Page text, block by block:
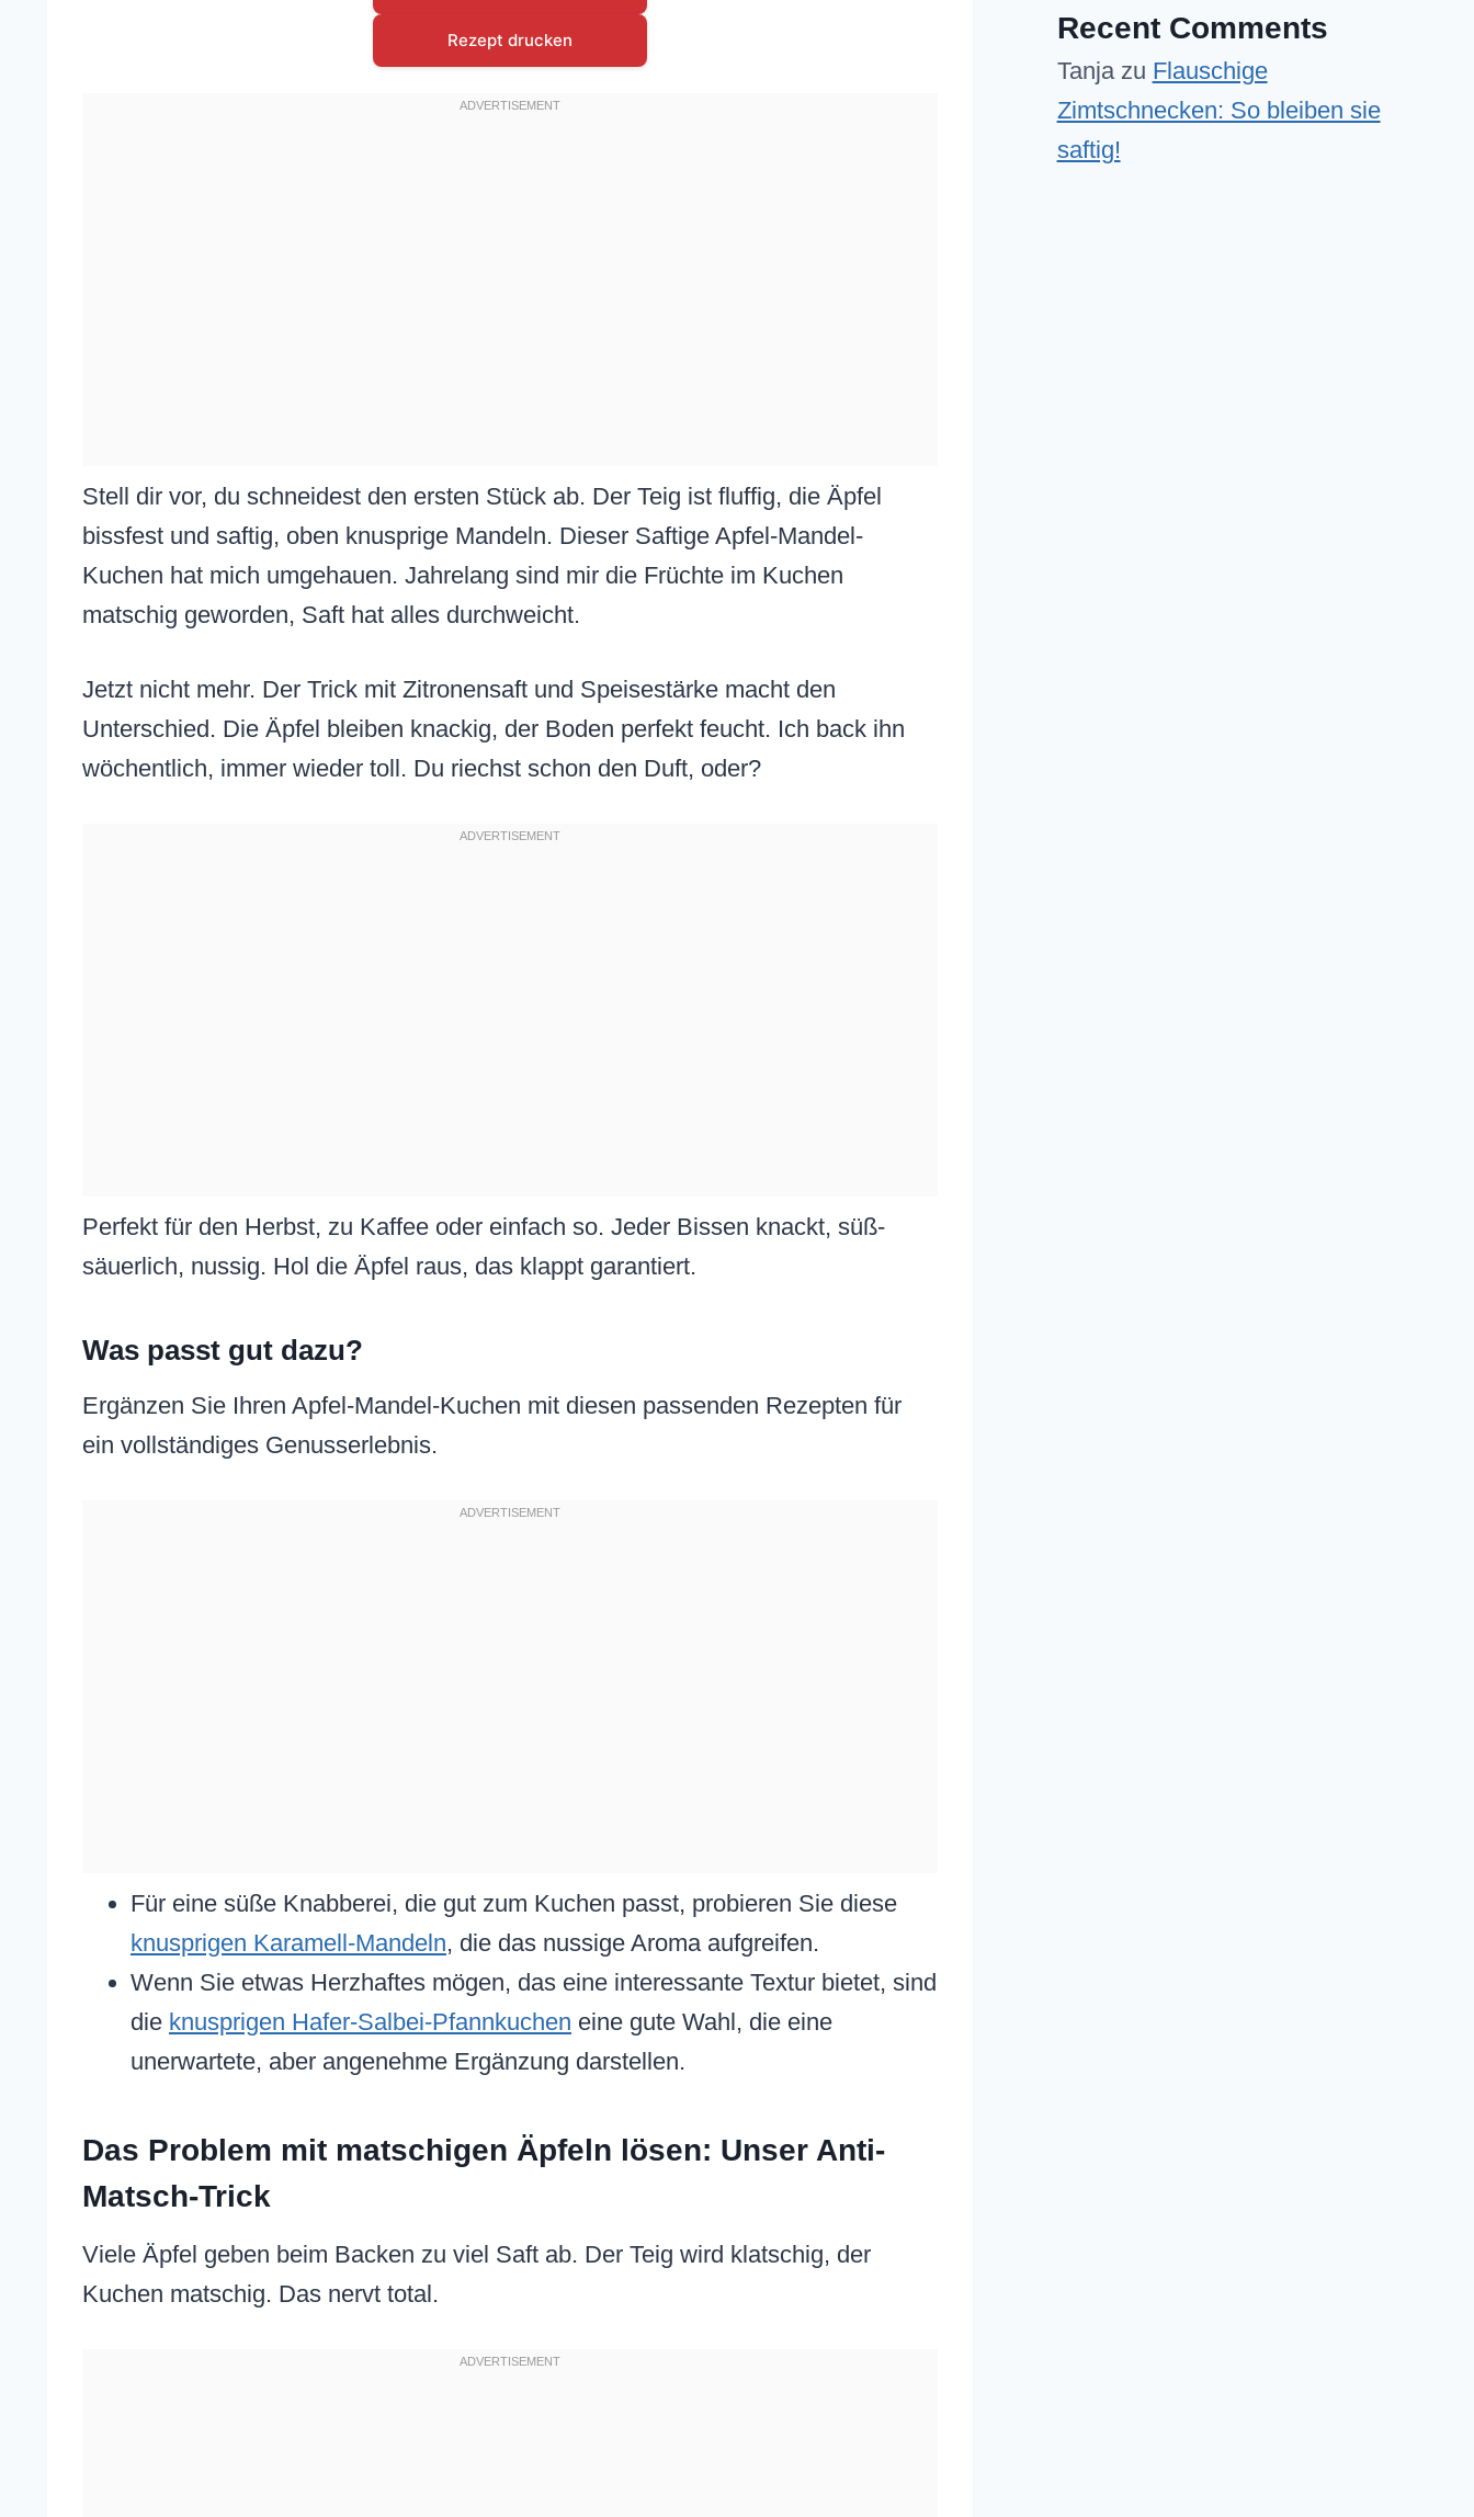
Rezept drucken
Stell dir vor, du schneidest den ersten Stück ab. Der Teig ist fluffig, die Äpfel
bissfest und saftig, oben knusprige Mandeln. Dieser Saftige Apfel-Mandel-
Kuchen hat mich umgehauen. Jahrelang sind mir die Früchte im Kuchen
matschig geworden, Saft hat alles durchweicht.
Jetzt nicht mehr. Der Trick mit Zitronensaft und Speisestärke macht den
Unterschied. Die Äpfel bleiben knackig, der Boden perfekt feucht. Ich back ihn
wöchentlich, immer wieder toll. Du riechst schon den Duft, oder?
Perfekt für den Herbst, zu Kaffee oder einfach so. Jeder Bissen knackt, süß-
säuerlich, nussig. Hol die Äpfel raus, das klappt garantiert.
Was passt gut dazu?
Ergänzen Sie Ihren Apfel-Mandel-Kuchen mit diesen passenden Rezepten für
ein vollständiges Genusserlebnis.
Für eine süße Knabberei, die gut zum Kuchen passt, probieren Sie diese
knusprigen Karamell-Mandeln, die das nussige Aroma aufgreifen.
Wenn Sie etwas Herzhaftes mögen, das eine interessante Textur bietet, sind
die knusprigen Hafer-Salbei-Pfannkuchen eine gute Wahl, die eine
unerwartete, aber angenehme Ergänzung darstellen.
Das Problem mit matschigen Äpfeln lösen: Unser Anti-
Matsch-Trick
Viele Äpfel geben beim Backen zu viel Saft ab. Der Teig wird klatschig, der
Kuchen matschig. Das nervt total.
Recent Comments
Tanjazu Flauschige
Zimtschnecken: So bleiben sie
saftig!